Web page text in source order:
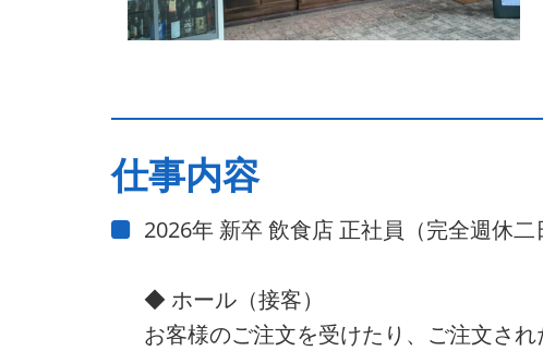
仕事内容
2026年 新卒 飲食店 正社員（完全週休二
◆ ホール（接客）
お客様のご注文を受けたり、ご注文さ